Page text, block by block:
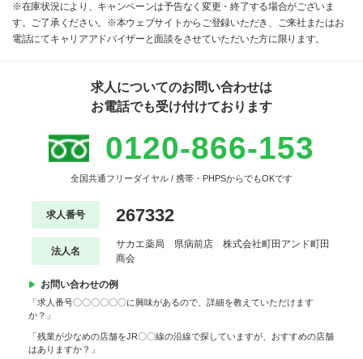
※在庫状況により、キャンペーンは予告なく変更・終了する場合がございま
す。ご了承ください。※本ウェブサイトからご登録いただき、ご来社またはお
電話にてキャリアアドバイザーと面談をさせていただいた方に限ります。
求人についてのお問い合わせは
お電話でも受け付けております
0120-866-153
全国共通フリーダイヤル / 携帯・PHPSからでもOKです
求人番号 267332
法人名
サカエ薬局 県病前店 株式会社町田アンド町田
商会
お問い合わせの例
「求人番号〇〇〇〇〇〇に興味があるので、詳細を教えていただけます
か？」
「残業が少なめの店舗をJR〇〇線の沿線で探していますが、おすすめの店舗
はありますか？」